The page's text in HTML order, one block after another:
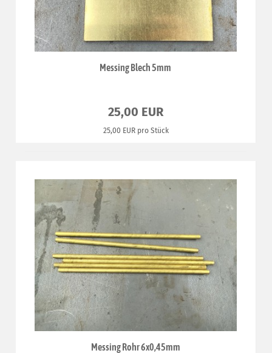
Messing Blech 5mm
25,00 EUR
25,00 EUR pro Stück
Messing Rohr 6x0,45mm